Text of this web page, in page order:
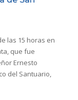
las 15 horas en
que fue
Ernesto
del Santuario,